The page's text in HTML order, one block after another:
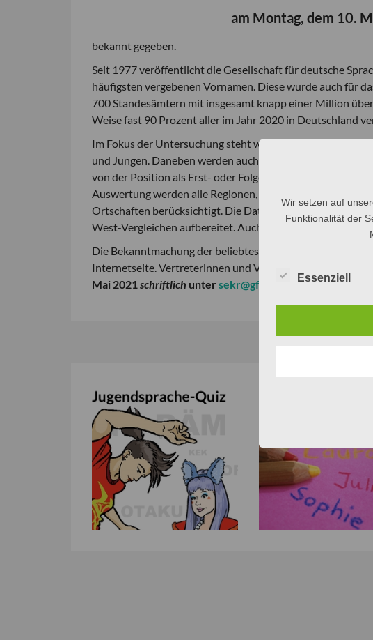
am Montag, dem 10.
bekannt gegeben.
Seit 1977 veröffentlicht die Gesellschaft für deutsche
häufigsten vergebenen Vornamen. Diese wurde auch für
700 Standesämtern mit insgesamt knapp einer Million
Weise fast 90 Prozent aller im Jahr 2020 in Deutschland
Im Fokus der Untersuchung steht wie schon im
und Jungen. Daneben werden auch die im letzten Jahr
von der Position als Erst- oder Folgename) sowie die
Auswertung werden alle Regionen, fast alle Landeshaupt-
Ortschaften berücksichtigt. Die Daten werden nach
West-Vergleichen aufbereitet. Auch aktuelle Trends und
Die Bekanntmachung der beliebtesten Vornamen erfolgt
Internetseite. Vertreterinnen und Vertreter der Medien,
Mai 2021schriftlich unter sekr@gfds.de an.
Wir setzen auf
Funktionalität der
Essenziell